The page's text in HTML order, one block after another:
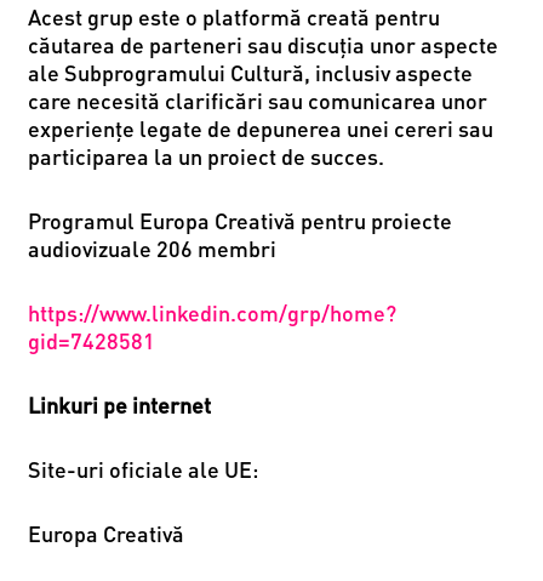
Acest grup este o platformă creată pentru
căutarea de parteneri sau discuţia unor aspecte
ale Subprogramului Cultură, inclusiv aspecte
care necesită clarificări sau comunicarea unor
experiențe legate de depunerea unei cereri sau
participarea la un proiect de succes.
Programul Europa Creativă pentru proiecte
audiovizuale 206 membri
https://www.linkedin.com/grp/home?
gid=7428581
Linkuri pe internet
Site-uri oficiale ale UE:
Europa Creativă